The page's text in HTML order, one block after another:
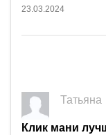
23.03.2024
Татьяна
Клик мани